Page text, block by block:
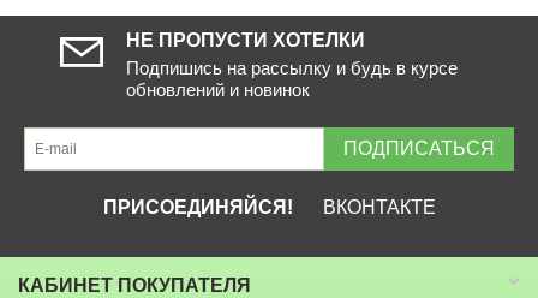
НЕ ПРОПУСТИ ХОТЕЛКИ
Подпишись на рассылку и будь в курсе
обновлений и новинок
ПОДПИСАТЬСЯ
ПРИСОЕДИНЯЙСЯ! ВКОНТАКТЕ
КАБИНЕТ ПОКУПАТЕЛЯ